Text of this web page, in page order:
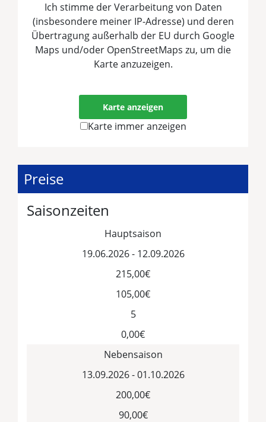
Ich stimme der Verarbeitung von Daten
(insbesondere meiner IP-Adresse) und deren
Übertragung außerhalb der EU durch Google
Maps und/oder OpenStreetMaps zu, um die
Karte anzuzeigen.
Karte anzeigen
Karte immer anzeigen
Preise
Saisonzeiten
Hauptsaison
19.06.2026 - 12.09.2026
215,00€
105,00€
5
0,00€
Nebensaison
13.09.2026 - 01.10.2026
200,00€
90,00€